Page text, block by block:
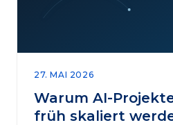
27. MAI 2026
Warum AI-
früh skaliert